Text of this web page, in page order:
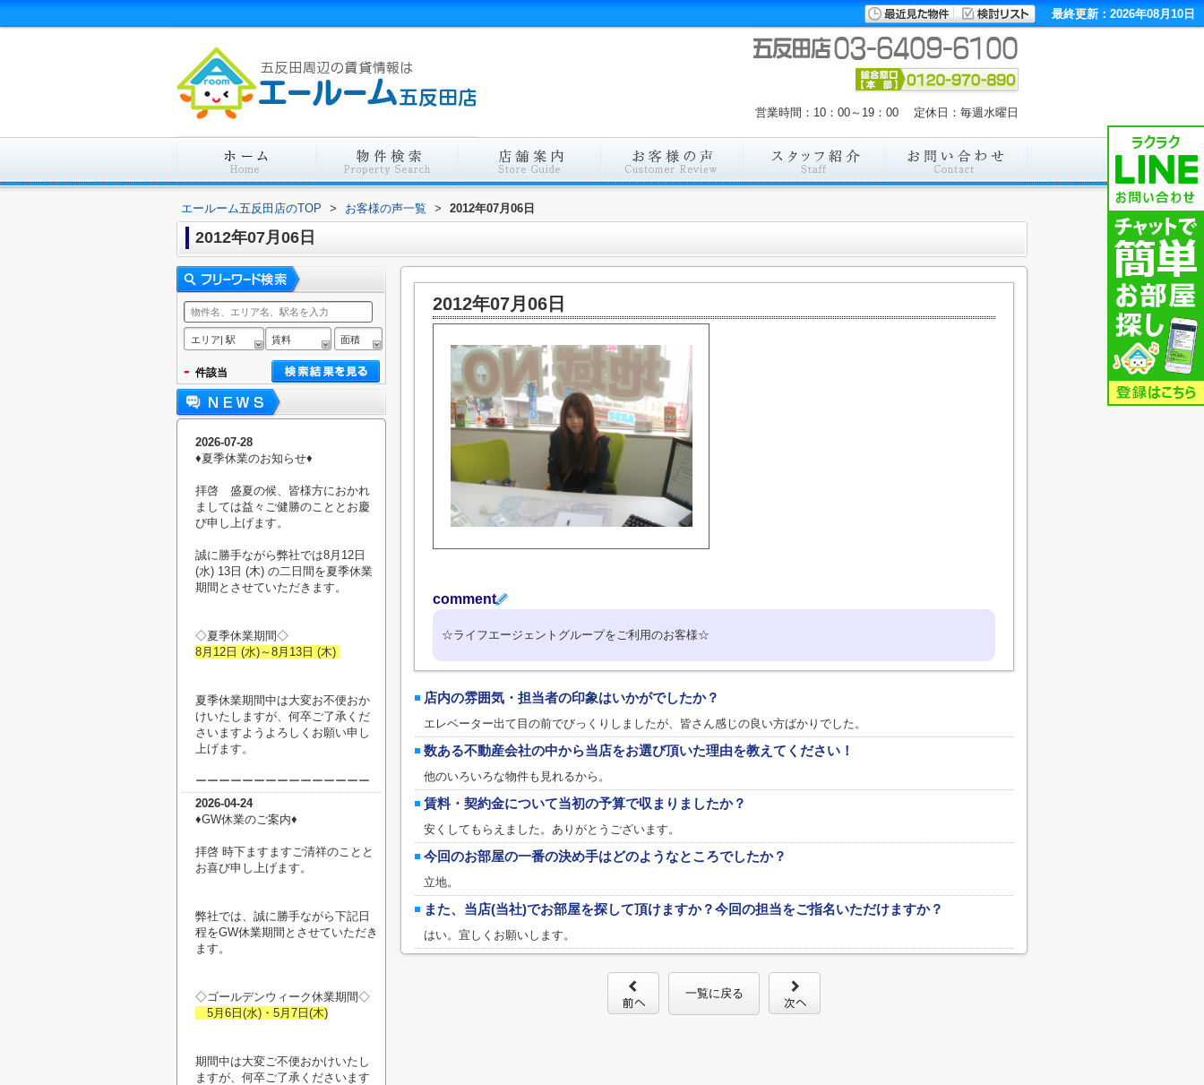
最終更新：2026年08月10日
営業時間：10：00～19：00 定休日：毎週水曜日
エールーム五反田店のTOP > お客様の声一覧 > 2012年07月06日
2012年07月06日
2012年07月06日
comment
☆ライフエージェントグループをご利用のお客様☆
店内の雰囲気・担当者の印象はいかがでしたか？
エレベーター出て目の前でびっくりしましたが、皆さん感じの良い方ばかりでした。
数ある不動産会社の中から当店をお選び頂いた理由を教えてください！
他のいろいろな物件も見れるから。
賃料・契約金について当初の予算で収まりましたか？
安くしてもらえました。ありがとうございます。
今回のお部屋の一番の決め手はどのようなところでしたか？
立地。
また、当店(当社)でお部屋を探して頂けますか？今回の担当をご指名いただけますか？
はい。宜しくお願いします。
一覧に戻る
エリア| 駅 賃料 面積
- 件該当
2026-07-28
♦︎夏季休業のお知らせ♦︎
拝啓 盛夏の候、皆様方におかれ
ましては益々ご健勝のこととお慶
び申し上げます。
誠に勝手ながら弊社では8月12日
(水) 13日 (木) の二日間を夏季休業
期間とさせていただきます。
◇夏季休業期間◇
8月12日 (水)～8月13日 (木)
夏季休業期間中は大変お不便おか
けいたしますが、何卒ご了承くだ
さいますようよろしくお願い申し
上げます。
ーーーーーーーーーーーーーーー
2026-04-24
♦︎GW休業のご案内♦︎
拝啓 時下ますますご清祥のことと
お喜び申し上げます。
弊社では、誠に勝手ながら下記日
程をGW休業期間とさせていただき
ます。
◇ゴールデンウィーク休業期間◇
5月6日(水)・5月7日(木)
期間中は大変ご不便おかけいたし
ますが、何卒ご了承くださいます